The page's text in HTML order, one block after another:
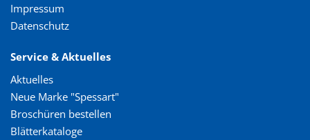
Impressum
Datenschutz
Service & Aktuelles
Aktuelles
Neue Marke "Spessart"
Broschüren bestellen
Blätterkataloge